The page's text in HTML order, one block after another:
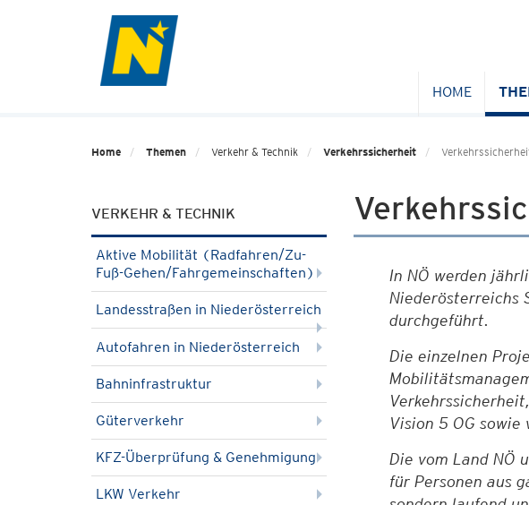
HOME
Home Themen Verkehr & Technik Verkehrssicherheit
VERKEHR & TECHNIK
Aktive Mobilität (Radfahren/Zu-
Fuß-Gehen/Fahrgemeinschaften)
Landesstraßen in Niederösterreich
Autofahren in Niederösterreich
Bahninfrastruktur
Güterverkehr
KFZ-Überprüfung & Genehmigung
LKW Verkehr
In NÖ werden
Niederösterreichs
durchgeführt.
Die einzelnen
Vision 5 OG
Die vom Land NÖ
für Personen aus